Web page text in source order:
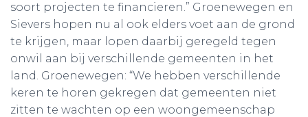
soort projecten te financieren.” Groenewegen en
Sievers hopen nu al ook elders voet aan de grond
te krijgen, maar lopen daarbij geregeld tegen
onwil aan bij verschillende gemeenten in het
land. Groenewegen: “We hebben verschillende
keren te horen gekregen dat gemeenten niet
zitten te wachten op een woongemeenschap